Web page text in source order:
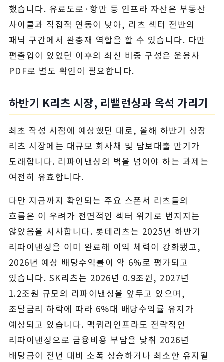
했습니다. 유료도로·항만 등 인프라 자산은 부동산
사이클과 직접적 연동이 낮아, 리츠 섹터 전반의
패닉 구간에서 완충재 역할을 할 수 있습니다. 다만
편출입이 있었던 이후의 최신 비중 구성은 운용사
PDF로 별도 확인이 필요합니다.
하반기 K리츠 시장, 리밸런싱과 옥석 가리기
최초 작성 시점에 예상했던 대로, 올해 하반기 상장
리츠 시장에는 대규모 회사채 및 담보대출 만기가
도래합니다. 리파이낸싱의 벽을 넘어야 하는 과제는
여전히 유효합니다.
다만 지금까지 확인되는 주요 스폰서 리츠들의
흐름은 이 우려가 전면적인 섹터 위기로 번지지는
않았음을 시사합니다. 롯데리츠는 2025년 하반기
리파이낸싱을 이미 완료해 이익 체력이 강화됐고,
2026년 예상 배당수익률이 약 6%로 평가되고
있습니다. SK리츠는 2026년 0.9조원, 2027년
1.2조원 규모의 리파이낸싱을 앞두고 있으며,
조달금리 하락에 따라 6%대 배당수익률 유지가
예상되고 있습니다. 맥쿼리인프라도 전략적인
리파이낸싱으로 금융비용 부담을 낮춰 2026년
배당금이 전년 대비 소폭 상승하거나 최소한 유지될